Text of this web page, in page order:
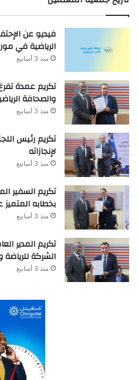
فيديو عن
الرياضية في
منذ 3 أسابيع
تكريم عمدة
والصحافة
منذ 3 أسابيع
تكريم رئيس
لإنجازاته
منذ 3 أسابيع
تكريم السفير
بخطابه
منذ 3 أسابيع
تكريم المدير
الشركة للرياضة
منذ 3 أسابيع